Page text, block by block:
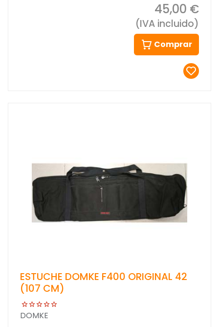
45,00 €
(IVA incluido)
Comprar
ESTUCHE DOMKE F400 ORIGINAL 42
(107 CM)
DOMKE